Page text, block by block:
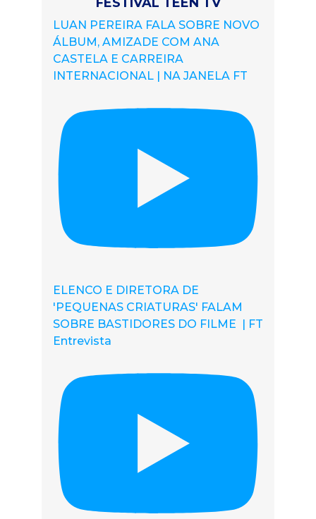
LUAN PEREIRA FALA SOBRE NOVO
ÁLBUM, AMIZADE COM ANA
CASTELA E CARREIRA
INTERNACIONAL | NA JANELA FT
ELENCO E DIRETORA DE
'PEQUENAS CRIATURAS' FALAM
SOBRE BASTIDORES DO FILME | FT
Entrevista